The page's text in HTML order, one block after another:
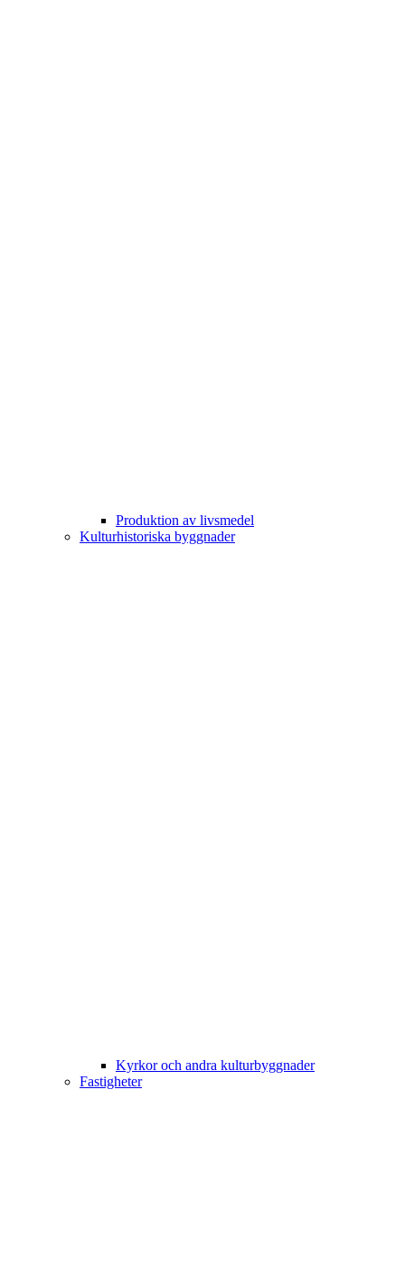
Produktion av livsmedel
Kulturhistoriska byggnader
Kyrkor och andra kulturbyggnader
Fastigheter